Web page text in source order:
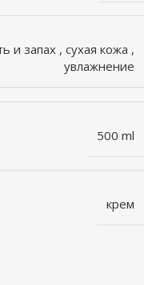
и запах , сухая кожа ,
увлажнение
500 ml
крем